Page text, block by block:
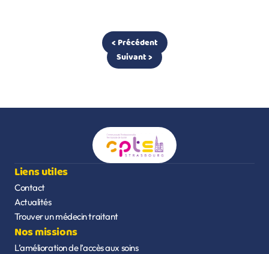
< Précédent
Suivant >
Nos missions
L’amélioration de l’accès aux soins
Liens utiles
Contact
Actualités
Trouver un médecin traitant